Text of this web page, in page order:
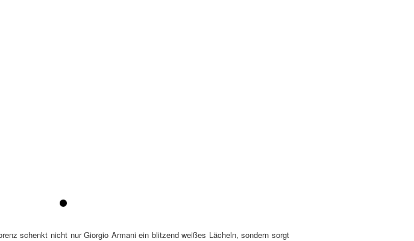
schenkt nicht nur Giorgio Armani ein blitzend weißes Lächeln, sondern sorgt